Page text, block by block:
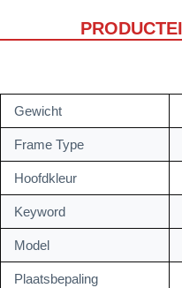
Gewicht
Frame Type
Hoofdkleur
Keyword
Model
Plaatsbepaling